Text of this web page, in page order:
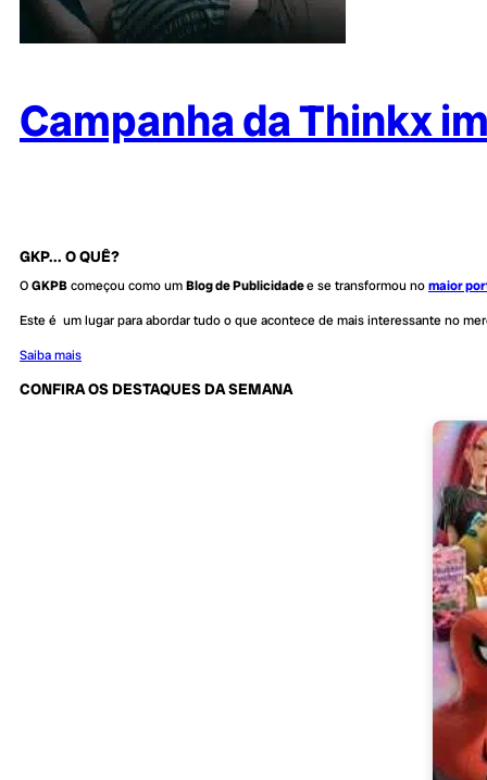
Campanha da Thinkx
GKP... O QUÊ?
OGKPBcomeçou como umBlog de Publicidadee se transformou nomaior
Este é um lugar para abordar tudo o que acontece de mais interessante no
Saiba mais
CONFIRA OS DESTAQUES DA SEMANA